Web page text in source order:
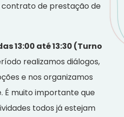
de prestação de
13:00 até 13:30 (Turno
realizamos diálogos,
e nos organizamos
É muito importante que
todos já estejam